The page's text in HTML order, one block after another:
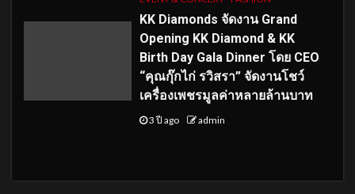
KK Diamonds จัดงาน Grand
Opening KK Diamond & KK
Birth Day Gala Dinner โดย CEO
“คุณกุ๊กไก่ รวิสรา” จัดงานโชว์
เครื่องเพชรมูลค่าหลายล้านบาท
3 ปี ago admin